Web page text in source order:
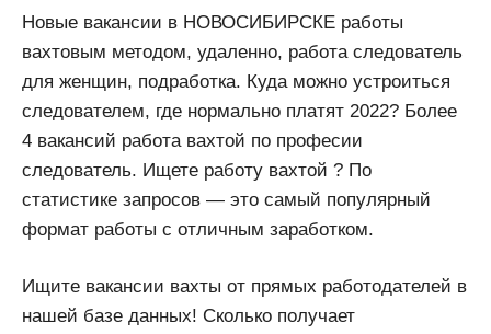
Новые вакансии в НОВОСИБИРСКЕ работы
вахтовым методом, удаленно, работа следователь
для женщин, подработка. Куда можно устроиться
следователем, где нормально платят 2022? Более
4 вакансий работа вахтой по професии
следователь. Ищете работу вахтой ? По
статистике запросов — это самый популярный
формат работы с отличным заработком.
Ищите вакансии вахты от прямых работодателей в
нашей базе данных! Сколько получает